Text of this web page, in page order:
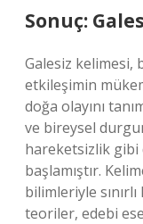
Sonuç:
Galesiz kelimesi,
etkileşimin
doğa olayını
ve bireysel
hareketsizlik gibi
başlamıştır.
bilimleriyle
teoriler, edebi